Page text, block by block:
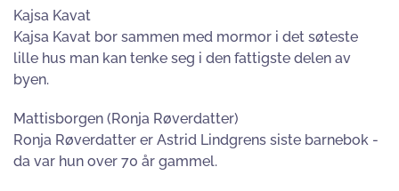
Kajsa Kavat
Kajsa Kavat bor sammen med mormor i det søteste
lille hus man kan tenke seg i den fattigste delen av
byen.
Mattisborgen (Ronja Røverdatter)
Ronja Røverdatter er Astrid Lindgrens siste barnebok -
da var hun over 70 år gammel.